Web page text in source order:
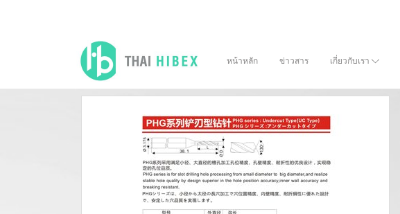
หน้าหลัก ข่าวสาร เกี่ยวกับเรา